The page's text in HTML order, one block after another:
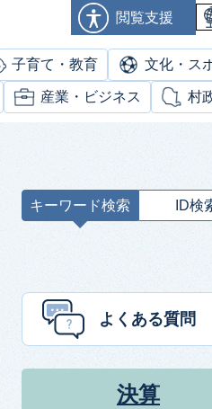
閲覧支援
子育て・教育 文化・ス
産業・ビジネス 村
キーワード検索 ID検
ー
よくある質問
決算